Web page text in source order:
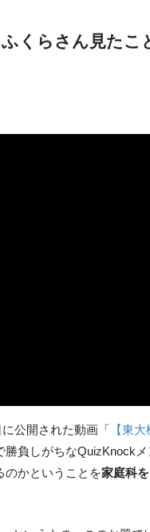
くらさん見たこ
公開された動画「 【東
勝負しがちなQuizKnock
のかということを家庭科